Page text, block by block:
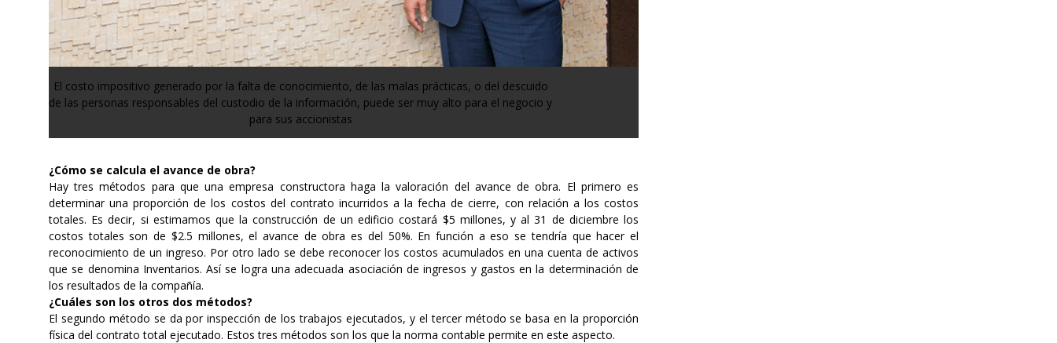
El costo impositivo generado por la falta de conocimiento, de las malas prácticas, o del descuido
de las personas responsables del custodio de la información, puede ser muy alto para el negocio y
para sus accionistas
¿Cómo se calcula el avance de obra?
Hay tres métodos para que una empresa constructora haga la valoración del avance de obra. El primero es
determinar una proporción de los costos del contrato incurridos a la fecha de cierre, con relación a los costos
totales. Es decir, si estimamos que la construcción de un edificio costará $5 millones, y al 31 de diciembre los
costos totales son de $2.5 millones, el avance de obra es del 50%. En función a eso se tendría que hacer el
reconocimiento de un ingreso. Por otro lado se debe reconocer los costos acumulados en una cuenta de activos
que se denomina Inventarios. Así se logra una adecuada asociación de ingresos y gastos en la determinación de
los resultados de la compañía.
¿Cuáles son los otros dos métodos?
El segundo método se da por inspección de los trabajos ejecutados, y el tercer método se basa en la proporción
física del contrato total ejecutado. Estos tres métodos son los que la norma contable permite en este aspecto.